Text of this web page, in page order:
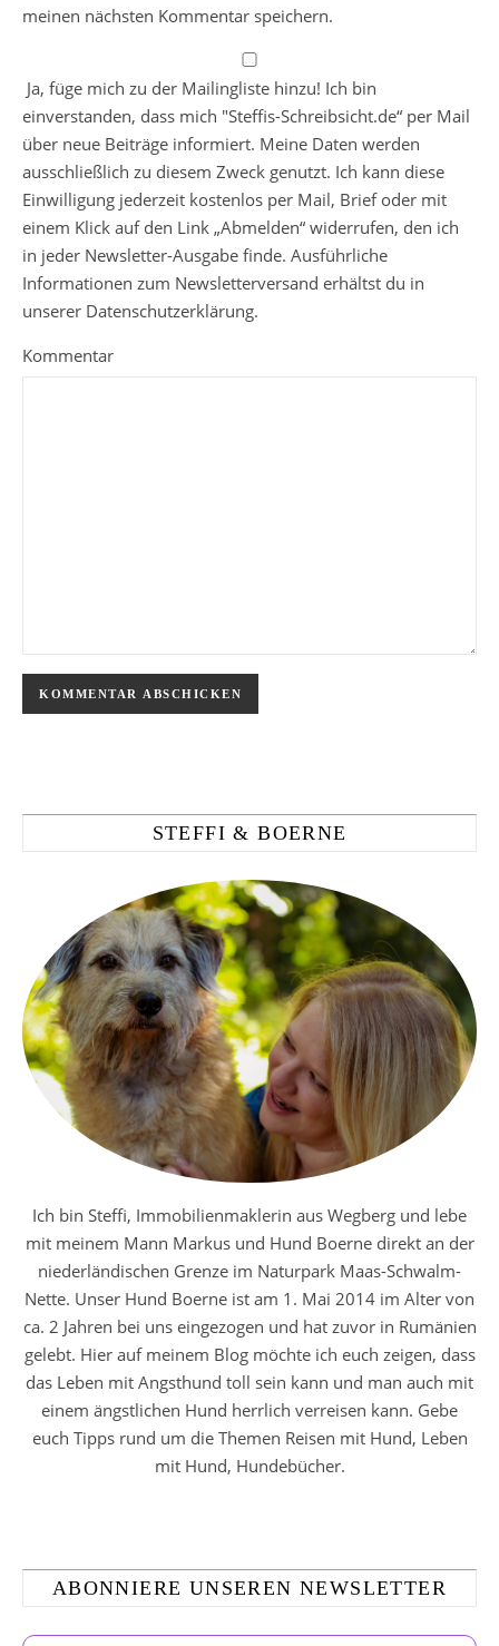
meinen nächsten Kommentar speichern.
Ja, füge mich zu der Mailingliste hinzu! Ich bin
einverstanden, dass mich "Steffis-Schreibsicht.de“ per Mail
über neue Beiträge informiert. Meine Daten werden
ausschließlich zu diesem Zweck genutzt. Ich kann diese
Einwilligung jederzeit kostenlos per Mail, Brief oder mit
einem Klick auf den Link „Abmelden“ widerrufen, den ich
in jeder Newsletter-Ausgabe finde. Ausführliche
Informationen zum Newsletterversand erhältst du in
unserer Datenschutzerklärung.
Kommentar
STEFFI & BOERNE
Ich bin Steffi, Immobilienmaklerin aus Wegberg und lebe
mit meinem Mann Markus und Hund Boerne direkt an der
niederländischen Grenze im Naturpark Maas-Schwalm-
Nette. Unser Hund Boerne ist am 1. Mai 2014 im Alter von
ca. 2 Jahren bei uns eingezogen und hat zuvor in Rumänien
gelebt. Hier auf meinem Blog möchte ich euch zeigen, dass
das Leben mit Angsthund toll sein kann und man auch mit
einem ängstlichen Hund herrlich verreisen kann. Gebe
euch Tipps rund um die Themen Reisen mit Hund, Leben
mit Hund, Hundebücher.
ABONNIERE UNSEREN NEWSLETTER